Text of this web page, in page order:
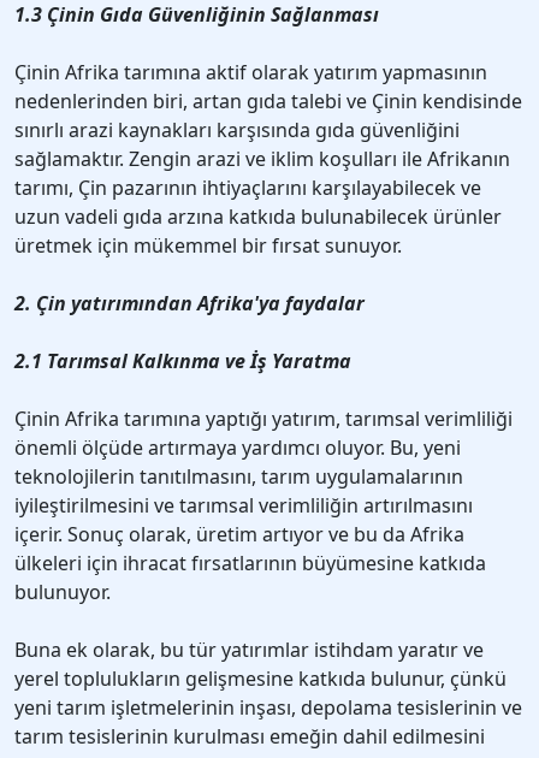
1.3 Çinin Gıda Güvenliğinin Sağlanması
Çinin Afrika tarımına aktif olarak yatırım yapmasının
nedenlerinden biri, artan gıda talebi ve Çinin kendisinde
sınırlı arazi kaynakları karşısında gıda güvenliğini
sağlamaktır. Zengin arazi ve iklim koşulları ile Afrikanın
tarımı, Çin pazarının ihtiyaçlarını karşılayabilecek ve
uzun vadeli gıda arzına katkıda bulunabilecek ürünler
üretmek için mükemmel bir fırsat sunuyor.
2. Çin yatırımından Afrika'ya faydalar
2.1 Tarımsal Kalkınma ve İş Yaratma
Çinin Afrika tarımına yaptığı yatırım, tarımsal verimliliği
önemli ölçüde artırmaya yardımcı oluyor. Bu, yeni
teknolojilerin tanıtılmasını, tarım uygulamalarının
iyileştirilmesini ve tarımsal verimliliğin artırılmasını
içerir. Sonuç olarak, üretim artıyor ve bu da Afrika
ülkeleri için ihracat fırsatlarının büyümesine katkıda
bulunuyor.
Buna ek olarak, bu tür yatırımlar istihdam yaratır ve
yerel toplulukların gelişmesine katkıda bulunur, çünkü
yeni tarım işletmelerinin inşası, depolama tesislerinin ve
tarım tesislerinin kurulması emeğin dahil edilmesini